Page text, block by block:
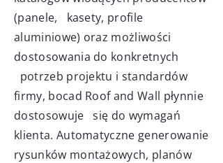
(panele, kasety, profile
aluminiowe) oraz możliwości
dostosowania do konkretnych
potrzeb projektu i standardów
firmy, bocad Roof and Wall płynnie
dostosowuje się do wymagań
klienta. Automatyczne generowanie
rysunków montażowych, planów